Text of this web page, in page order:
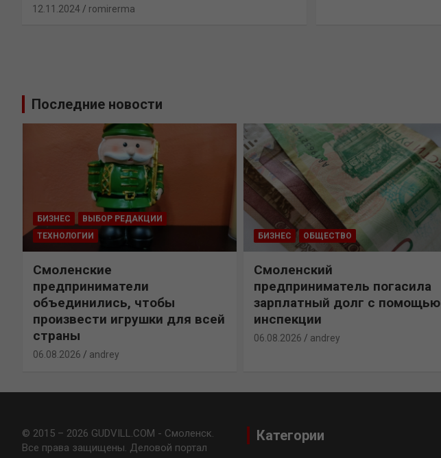
12.11.2024 romirerma
Последние новости
БИЗНЕС
ВЫБОР РЕДАКЦИИ
ТЕХНОЛОГИИ
Смоленские
предприниматели
объединились, чтобы
произвести игрушки для всей
страны
06.08.2026 andrey
БИЗНЕС ОБЩЕСТВО
Смоленский
предприниматель погасила
зарплатный долг с помощью
инспекции
06.08.2026 andrey
© 2015 – 2026 GUDVILL.COM - Смоленск.
Все права защищены. Деловой портал
Категории